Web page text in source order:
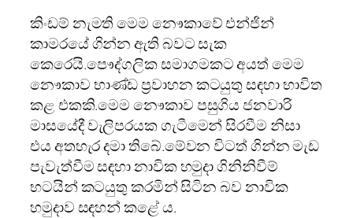
කිංඩම් නැමති මෙම නෞකාවේ එන්ජින්
කාමරයේ ගින්න ඇති බවට සැක
කෙරෙයි.පෞද්ගලික සමාගමකට අයත් මෙම
නෞකාව භාණ්ඩ ප්‍රවාහන කටයුතු සඳහා භාවිත
කළ එකකි.මෙම නෞකාව පසුගිය ජනවාරි
මාසයේදී වැලිපරයක ගැටීමෙන් සිරවීම නිසා
එය අතහැර දමා තිබේ.මේවන විටත් ගින්න මැඩ
පැවැත්වීම සඳහා නාවික හමුදා ගිනිනිවීම්
භටයින් කටයුතු කරමින් සිටින බව නාවික
හමුදාව සඳහන් කළේ ය.